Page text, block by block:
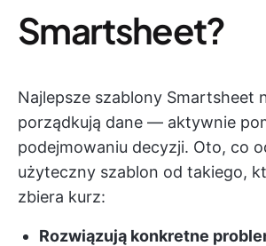
Smartsheet?
Najlepsze szablony Smartsheet
porządkują dane — aktywnie
podejmowaniu decyzji. Oto, co
użyteczny szablon od takiego,
zbiera kurz:
Rozwiązują konkretne